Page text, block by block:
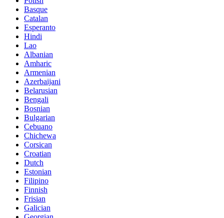
Basque
Catalan
Esperanto
Hindi
Lao
Albanian
Amharic
Armenian
Azerbaijani
Belarusian
Bengali
Bosnian
Bulgarian
Cebuano
Chichewa
Corsican
Croatian
Dutch
Estonian
Filipino
Finnish
Frisian
Galician